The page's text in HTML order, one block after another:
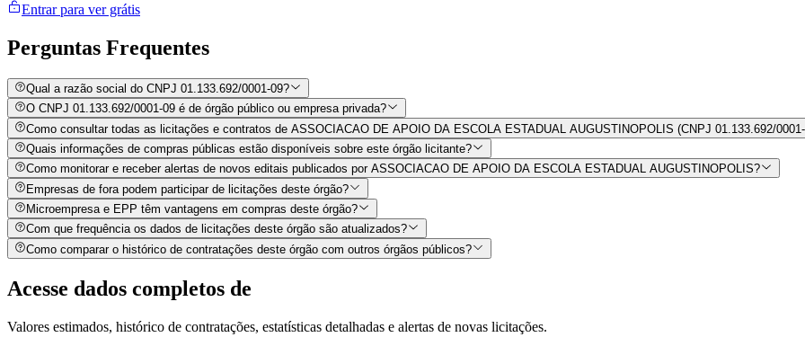
Entrar para ver grátis
Perguntas Frequentes
Qual a razão social do CNPJ 01.133.692/0001-09?
O CNPJ 01.133.692/0001-09 é de órgão público ou empresa privada?
Como consultar todas as licitações e contratos de ASSOCIACAO DE APOIO DA ESCOLA ESTADUAL AUGUSTINOPOLIS (CNPJ 01.133.692/
Quais informações de compras públicas estão disponíveis sobre este órgão licitante?
Como monitorar e receber alertas de novos editais publicados por ASSOCIACAO DE APOIO DA ESCOLA ESTADUAL AUGUSTINOPOLIS?
Empresas de fora podem participar de licitações deste órgão?
Microempresa e EPP têm vantagens em compras deste órgão?
Com que frequência os dados de licitações deste órgão são atualizados?
Como comparar o histórico de contratações deste órgão com outros órgãos públicos?
Acesse dados completos de
Valores estimados, histórico de contratações, estatísticas detalhadas e alertas de novas licitações.